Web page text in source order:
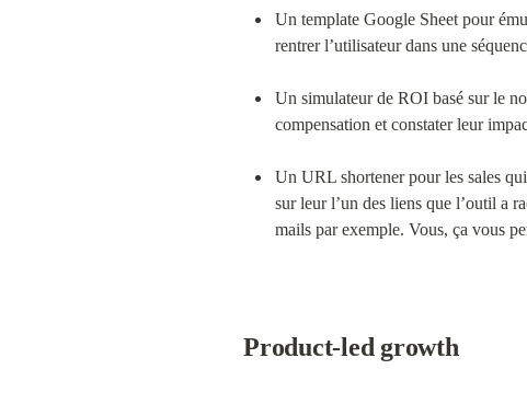
Un template Google Sheet pour
rentrer l’utilisateur dans une
Un simulateur de ROI basé sur le
compensation et constater leur
Un URL shortener pour les sales
sur leur l’un des liens que l’outil a
mails par exemple. Vous, ça vous
Product-led growth